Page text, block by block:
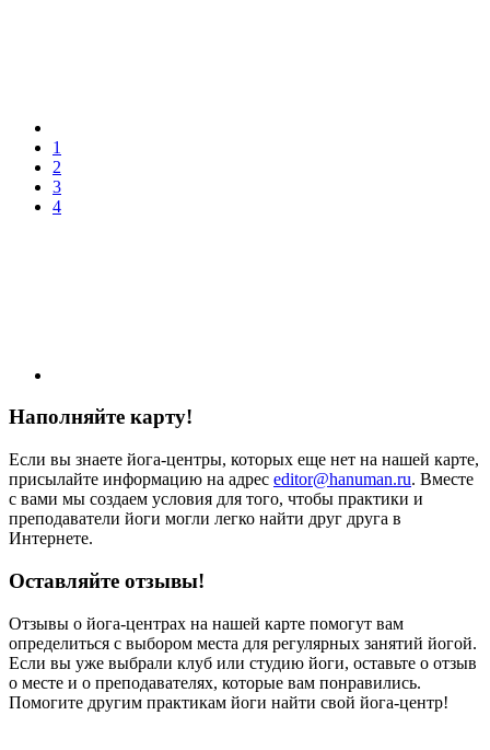
1
2
3
4
Наполняйте карту!
Если вы знаете йога-центры, которых еще нет на нашей карте,
присылайте информацию на адрес editor@hanuman.ru. Вместе
с вами мы создаем условия для того, чтобы практики и
преподаватели йоги могли легко найти друг друга в
Интернете.
Оставляйте отзывы!
Отзывы о йога-центрах на нашей карте помогут вам
определиться с выбором места для регулярных занятий йогой.
Если вы уже выбрали клуб или студию йоги, оставьте о отзыв
о месте и о преподавателях, которые вам понравились.
Помогите другим практикам йоги найти свой йога-центр!